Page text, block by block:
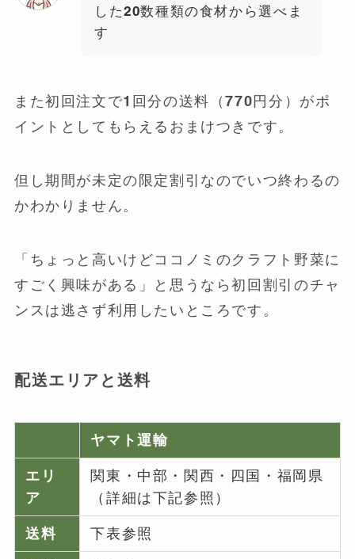
した20数種類の食材から選べま
す
また初回注文で1回分の送料（770円分）がポ
イントとしてもらえるおまけつきです。
但し期間が未定の限定割引なのでいつ終わるの
かわかりません。
「ちょっと高いけどココノミのクラフト野菜に
すごく興味がある」と思うなら初回割引のチャ
ンスは逃さず利用したいところです。
配送エリアと送料
ヤマト運輸
エリ
ア
関東・中部・関西・四国・福岡県
（詳細は下記参照）
送料
下表参照